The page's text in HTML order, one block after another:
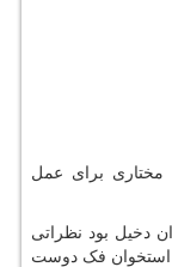
مختاری برای عمل
دخیل بود نظراتی
استخوان فک دوست